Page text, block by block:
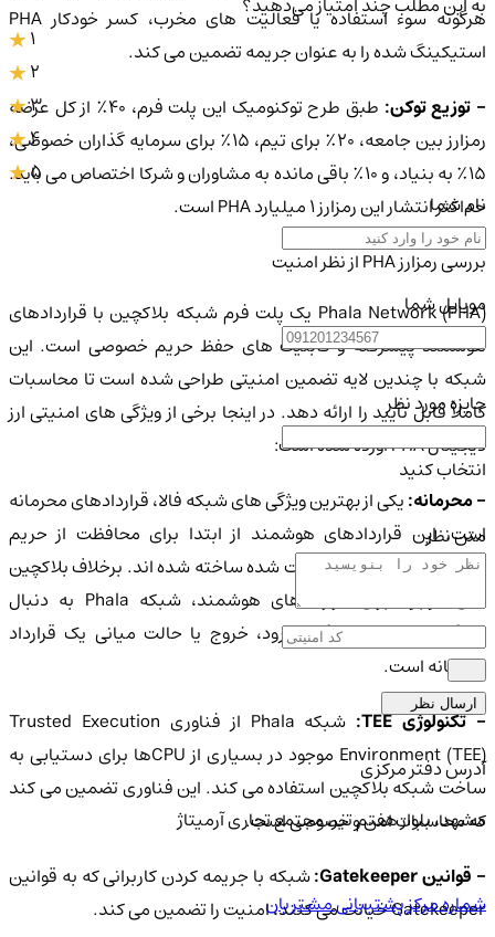
هرگونه سوء استفاده یا فعالیت های مخرب، کسر خودکار PHA
استیکینگ شده را به عنوان جریمه تضمین می کند.
- توزیع توکن:
طبق طرح توکنومیک این پلت فرم، 40٪ از کل عرضه
رمزارز بین جامعه، 20٪ برای تیم، 15٪ برای سرمایه گذاران خصوصی،
15٪ به بنیاد، و 10٪ باقی مانده به مشاوران و شرکا اختصاص می باید.
حداکثر انتشار این رمزارز 1 میلیارد PHA است.
بررسی رمزارز PHA از نظر امنیت
Phala Network (PHA) یک پلت فرم شبکه بلاکچین با قراردادهای
هوشمند پیشرفته و قابلیت های حفظ حریم خصوصی است. این
شبکه با چندین لایه تضمین امنیتی طراحی شده است تا محاسبات
کاملاً قابل تأیید را ارائه دهد. در اینجا برخی از ویژگی های امنیتی ارز
دیجیتال PHA آورده شده است:
- محرمانه:یکی از بهترین ویژگی های شبکه فالا، قراردادهای محرمانه
است. این قراردادهای هوشمند از ابتدا برای محافظت از حریم
خصوصی برنامه های مدیریت شده ساخته شده اند. برخلاف بلاکچین
های موجود برای قراردادهای هوشمند، شبکه Phala به دنبال
جلوگیری از نشت هرگونه ورود، خروج یا حالت میانی یک قرارداد
محرمانه است.
- تکنولوژی TEE:
شبکه Phala از فناوری Trusted Execution
Environment (TEE) موجود در بسیاری از CPUها برای دستیابی به
ساخت شبکه بلاکچین استفاده می کند. این فناوری تضمین می کند
که محاسبات امن و خصوصی است.
- قوانین Gatekeeper:
شبکه با جریمه کردن کاربرانی که به قوانین
Gatekeeper خیانت می کنند، امنیت را تضمین می کند.
3
4
5
نام شما
موبایل شما
جایزه مورد نظر
انتخاب کنید
متن نظر
ارسال نظر
آدرس دفتر مرکزی
مشهد، بلوار هفتم تیر، مجتمع تجاری آرمیتاژ
شماره مرکز پشتیبانی مشتریان